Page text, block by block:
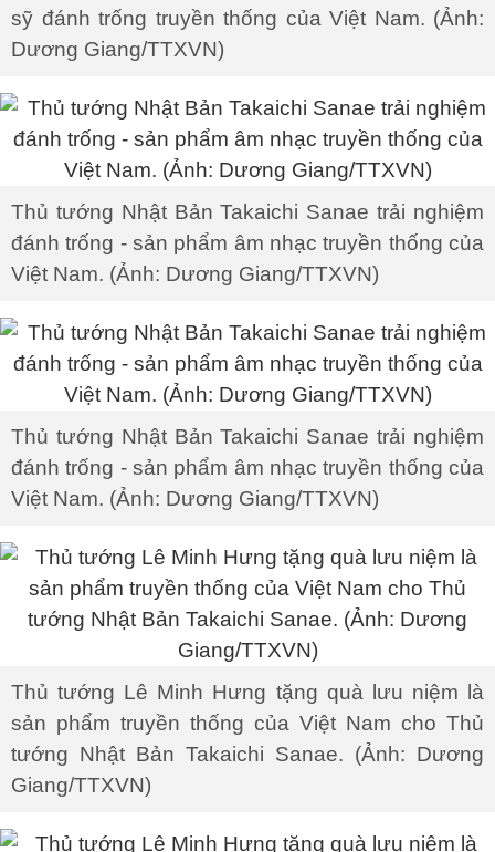
sỹ đánh trống truyền thống của Việt Nam. (Ảnh:
Dương Giang/TTXVN)
Thủ tướng Nhật Bản Takaichi Sanae trải nghiệm
đánh trống - sản phẩm âm nhạc truyền thống của
Việt Nam. (Ảnh: Dương Giang/TTXVN)
Thủ tướng Nhật Bản Takaichi Sanae trải nghiệm
đánh trống - sản phẩm âm nhạc truyền thống của
Việt Nam. (Ảnh: Dương Giang/TTXVN)
Thủ tướng Lê Minh Hưng tặng quà lưu niệm là
sản phẩm truyền thống của Việt Nam cho Thủ
tướng Nhật Bản Takaichi Sanae. (Ảnh: Dương
Giang/TTXVN)